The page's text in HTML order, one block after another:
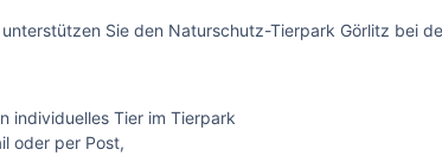
Sie den Naturschutz-Tierpark Görlitz bei
individuelles Tier im Tierpark
oder per Post,